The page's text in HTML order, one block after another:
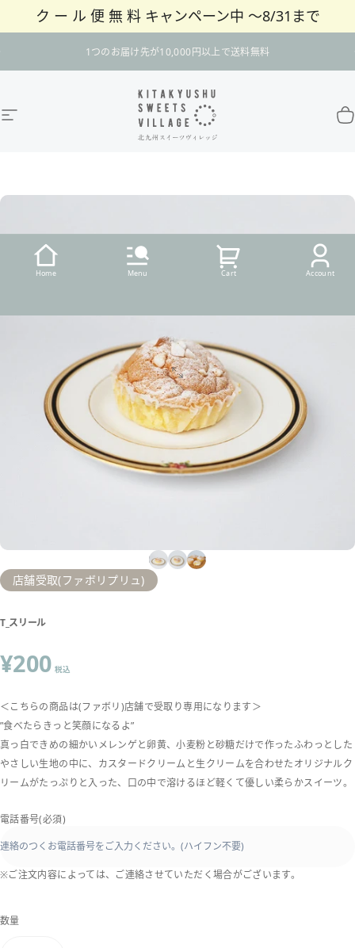
ク ー ル 便 無 料 キャンペーン中 〜8/31まで
1つのお届け先が10,000円以上で送料無料
スライドショーを一時停止
サイトナビゲーション 北九州スイーツヴィレッジ / 公式オンラインショ
Home Menu Cart Account
店舗受取(ファボリプリュ)
T_スリール
¥200 税込
＜こちらの商品は(ファボリ)店舗で受取り専用になります＞
”食べたらきっと笑顔になるよ”
真っ白できめの細かいメレンゲと卵黄、小麦粉と砂糖だけで作ったふわっとした
やさしい生地の中に、カスタードクリームと生クリームを合わせたオリジナルク
リームがたっぷりと入った、口の中で溶けるほど軽くて優しい柔らかスイーツ。
電話番号(必須)
※ご注文内容によっては、ご連絡させていただく場合がございます。
数量